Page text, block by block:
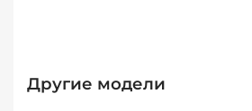
Другие модели